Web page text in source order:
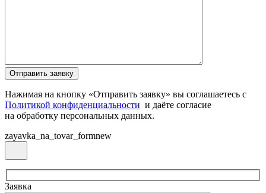
Нажимая на кнопку «Отправить заявку» вы соглашаетесь с
Политикой конфиденциальности и даёте согласие
на обработку персональных данных.
zayavka_na_tovar_formnew
Заявка